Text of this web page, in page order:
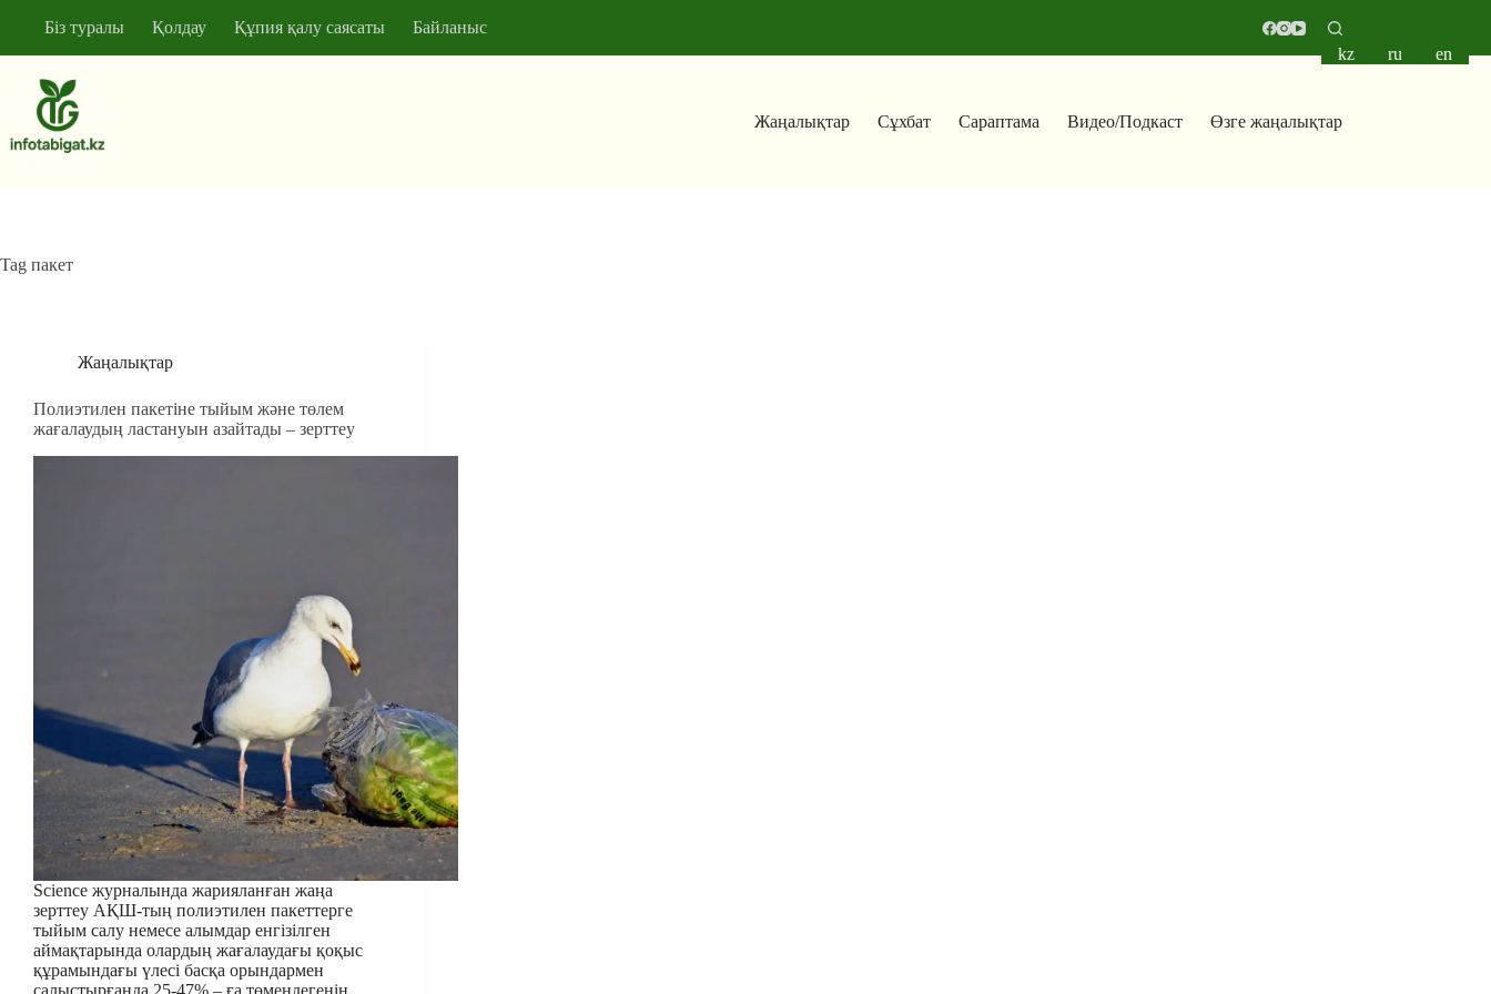
results
Біз туралы Қолдау Құпия қалу саясаты Байланыс
Жаңалықтар Сұхбат Сараптама Видео/Подкаст Өзге жаңалықтар
kz ru en
Tag пакет
Жаңалықтар
Полиэтилен пакетіне тыйым және төлем
жағалаудың ластануын азайтады – зерттеу
Science журналында жарияланған жаңа
зерттеу АҚШ-тың полиэтилен пакеттерге
тыйым салу немесе алымдар енгізілген
аймақтарында олардың жағалаудағы қоқыс
құрамындағы үлесі басқа орындармен
салыстырғанда 25-47% – ға төмендегенін